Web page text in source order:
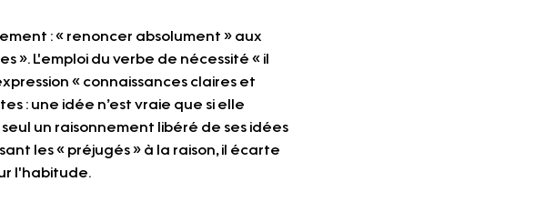
: « renoncer absolument » aux
». L'emploi du verbe de nécessité « il
« connaissances claires et
: une idée n’est vraie que si elle
un raisonnement libéré de ses idées
les « préjugés » à la raison, il écarte
l'habitude.